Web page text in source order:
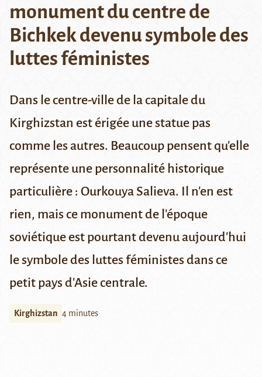
monument du centre de
Bichkek devenu symbole des
luttes féministes
Dans le centre-ville de la capitale du
Kirghizstan est érigée une statue pas
comme les autres. Beaucoup pensent qu'elle
représente une personnalité historique
particulière : Ourkouya Salieva. Il n'en est
rien, mais ce monument de l'époque
soviétique est pourtant devenu aujourd'hui
le symbole des luttes féministes dans ce
petit pays d'Asie centrale.
Kirghizstan 4 minutes